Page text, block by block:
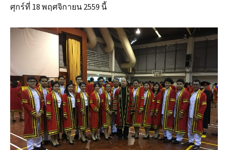
ศุกร์ที่ 18 พฤศจิกายน 2559 นี้